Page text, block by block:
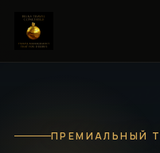
ПРЕМИАЛЬНЫЙ